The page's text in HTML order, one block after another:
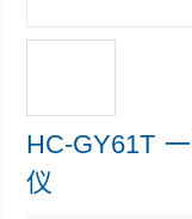
HC-GY61T
仪